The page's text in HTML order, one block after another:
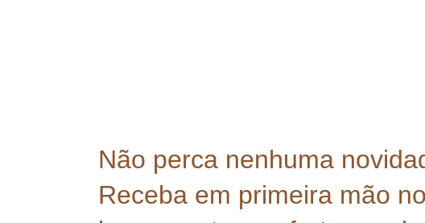
Não perca nenhuma
Receba em primeira mão